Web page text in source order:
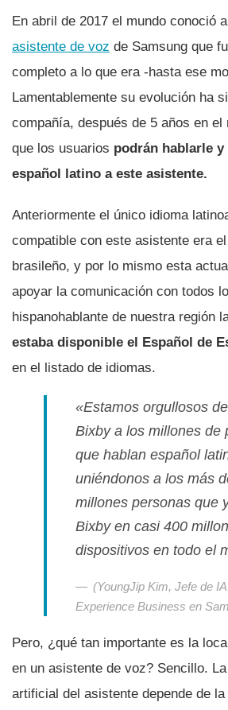
En abril de 2017 el mundo conoció
asistente de voz de Samsung que
completo a lo que era -hasta ese
Lamentablemente su evolución ha
compañía, después de 5 años en el
que los usuarios podrán hablarle y
español latino a este asistente.
Anteriormente el único idioma
compatible con este asistente era
brasileño, y por lo mismo esta
apoyar la comunicación con todos
hispanohablante de nuestra región
estaba disponible el Español de
en el listado de idiomas.
«Estamos orgullosos
Bixby a los millones de
que hablan español
uniéndonos a los más
millones personas que
Bixby en casi 400
dispositivos en todo el
(YoungJip Kim, Jefe de
Experience Business en
Pero, ¿qué tan importante es la
en un asistente de voz? Sencillo.
artificial del asistente depende de